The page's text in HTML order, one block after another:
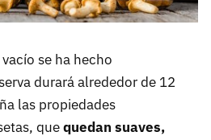
se ha hecho
durará alrededor de 12
las propiedades
quequedan suaves,